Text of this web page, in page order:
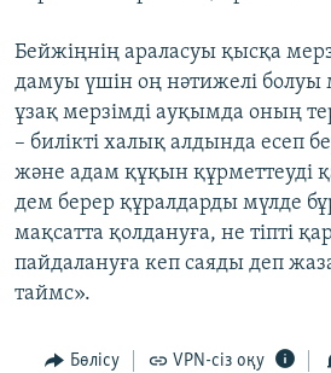
Бейжіңнің араласуы қысқа
дамуы үшін оң нәтижелі
ұзақ мерзімді ауқымда оның
– билікті халық алдында есеп
және адам құқын құрметтеуді
дем берер құралдарды мүлде
мақсатта қолдануға, не тіпті
пайдалануға кеп саяды деп
таймс».
Бөлісу VPN-сіз оқу